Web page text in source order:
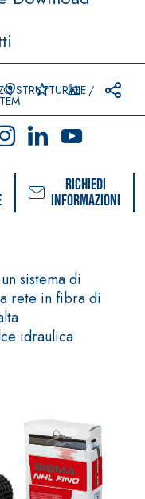
STRUTTURALE
Richiedi
informazioni
sistema di
rete in fibra di
idraulica
PITTURE
SICURA G3
Idropittura
ultra opaca ad